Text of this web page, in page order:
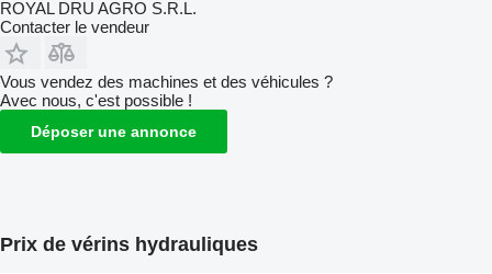
ROYAL DRU AGRO S.R.L.
Contacter le vendeur
Vous vendez des machines et des véhicules ?
Avec nous, c'est possible !
Déposer une annonce
Prix de vérins hydrauliques